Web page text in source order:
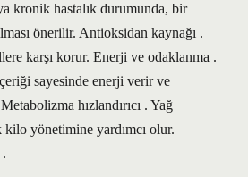
kronik hastalık durumunda, bir
önerilir. Antioksidan kaynağı .
karşı korur. Enerji ve odaklanma .
sayesinde enerji verir ve
hızlandırıcı . Yağ
kilo yönetimine yardımcı olur.